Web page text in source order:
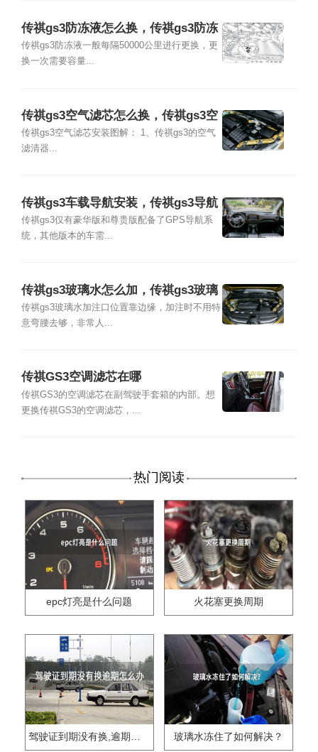
传祺gs3防冻液怎么换，传祺gs3防冻
液加几升
传祺gs3防冻液一般每隔50000公里进行更换，更
换一次需要容量...
传祺gs3空气滤芯怎么换，传祺gs3空
气滤芯安装图解
传祺gs3空气滤芯安装图解： 1、传祺gs3的空气
滤清器...
传祺gs3车载导航安装，传祺gs3导航
安装教程
传祺gs3仅有豪华版和尊贵版配备了GPS导航系
统，其他版本的车需...
传祺gs3玻璃水怎么加，传祺gs3玻璃
水加多少
传祺gs3玻璃水加注口位置靠边缘，加注时不用特
意弯腰去够，非常人...
传祺GS3空调滤芯在哪
传祺GS3的空调滤芯在副驾驶手套箱的内部。想
更换传祺GS3的空调滤芯，...
热门阅读
epc灯亮是什么问题 火花塞更换周期
玻璃水冻住了如何解决？